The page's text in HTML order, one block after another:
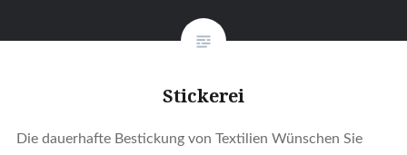
Stickerei
Die dauerhafte Bestickung von Textilien Wünschen Sie